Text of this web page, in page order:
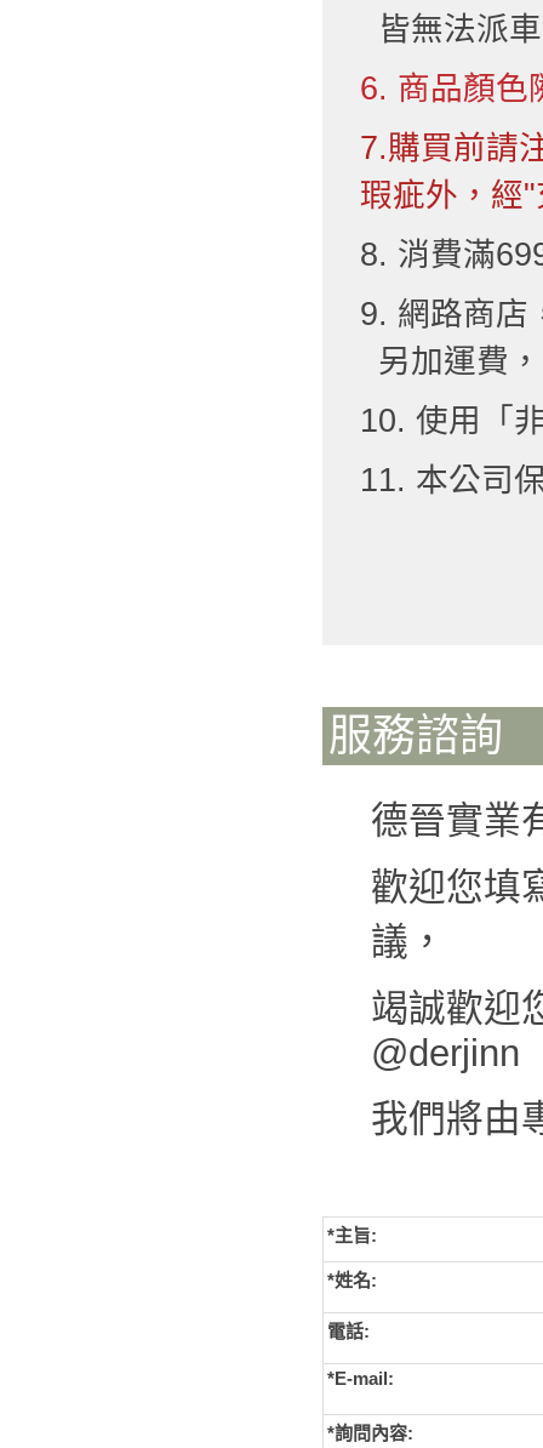
皆無法派
6. 商品顏色
7.購買前請
瑕疵外，經
8. 消費滿
9. 網路商店
另加運費
10. 使用「
11. 本公司
服務諮詢
德晉實業
歡迎您填
議，
竭誠歡迎
@derjinn
我們將由
*主旨:
*姓名:
電話:
*E-mail:
*詢問內容: